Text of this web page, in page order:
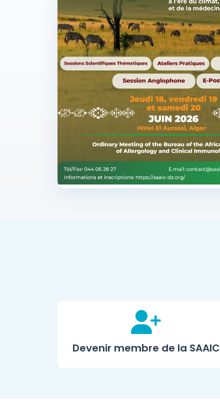
Devenir membre de la SAAIC